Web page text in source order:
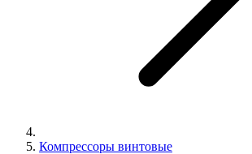
Компрессоры винтовые